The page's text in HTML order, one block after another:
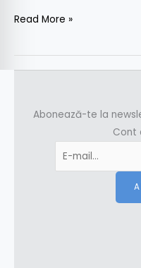
bord
Read More »
Abonează-te la
Cont